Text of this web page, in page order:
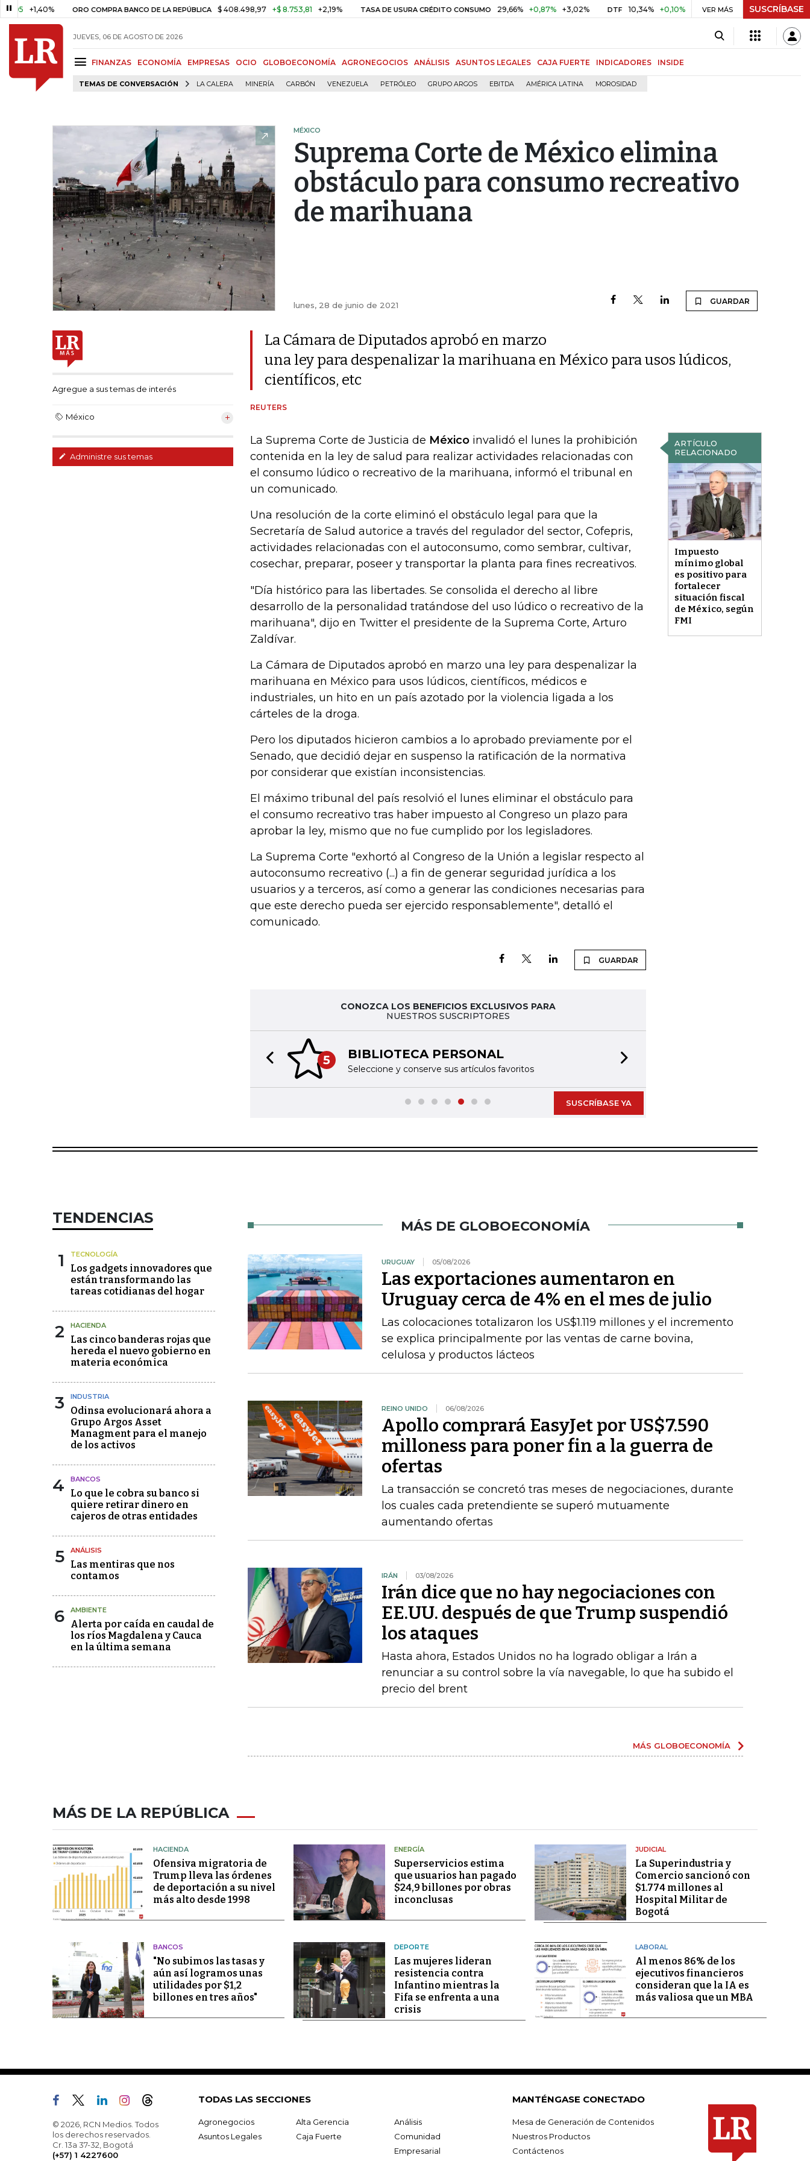
ORO COMPRA BANCO DE LA REPÚBLICA $ 408.498,97 +$ 8.753,81 +2,19% TASA DE USURA CRÉDITO CONSUMO 29,66% +0,87% +3,02% DTF 10,34% +0,10% +0,98% UVR $ 416,91 +$ 0,05
VER MÁS SUSCRÍBASE
JUEVES, 06 DE AGOSTO DE 2026
FINANZAS ECONOMÍA EMPRESAS OCIO GLOBOECONOMÍA AGRONEGOCIOS ANÁLISIS ASUNTOS LEGALES CAJA FUERTE INDICADORES INSIDE
TEMAS DE CONVERSACIÓN LA CALERA MINERÍA CARBÓN VENEZUELA PETRÓLEO GRUPO ARGOS EBITDA AMÉRICA LATINA MOROSIDAD
MÉXICO
Suprema Corte de México elimina
obstáculo para consumo recreativo
de marihuana
lunes, 28 de junio de 2021 GUARDAR
Agregue a sus temas de interés
México
Administre sus temas
La Cámara de Diputados aprobó en marzo
una ley para despenalizar la marihuana en México para usos lúdicos,
científicos, etc
REUTERS
ARTÍCULO
RELACIONADO
Impuesto
mínimo global
es positivo para
fortalecer
situación fiscal
de México, según
FMI
La Suprema Corte de Justicia de México invalidó el lunes la prohibición
contenida en la ley de salud para realizar actividades relacionadas con
el consumo lúdico o recreativo de la marihuana, informó el tribunal en
un comunicado.
Una resolución de la corte eliminó el obstáculo legal para que la
Secretaría de Salud autorice a través del regulador del sector, Cofepris,
actividades relacionadas con el autoconsumo, como sembrar, cultivar,
cosechar, preparar, poseer y transportar la planta para fines recreativos.
"Día histórico para las libertades. Se consolida el derecho al libre
desarrollo de la personalidad tratándose del uso lúdico o recreativo de la
marihuana", dijo en Twitter el presidente de la Suprema Corte, Arturo
Zaldívar.
La Cámara de Diputados aprobó en marzo una ley para despenalizar la
marihuana en México para usos lúdicos, científicos, médicos e
industriales, un hito en un país azotado por la violencia ligada a los
cárteles de la droga.
Pero los diputados hicieron cambios a lo aprobado previamente por el
Senado, que decidió dejar en suspenso la ratificación de la normativa
por considerar que existían inconsistencias.
El máximo tribunal del país resolvió el lunes eliminar el obstáculo para
el consumo recreativo tras haber impuesto al Congreso un plazo para
aprobar la ley, mismo que no fue cumplido por los legisladores.
La Suprema Corte "exhortó al Congreso de la Unión a legislar respecto al
autoconsumo recreativo (...) a fin de generar seguridad jurídica a los
usuarios y a terceros, así como a generar las condiciones necesarias para
que este derecho pueda ser ejercido responsablemente", detalló el
comunicado.
GUARDAR
CONOZCA LOS BENEFICIOS EXCLUSIVOS PARA
NUESTROS SUSCRIPTORES
5 BIBLIOTECA PERSONAL
Seleccione y conserve sus artículos favoritos
Previous slide
SUSCRÍBASE YA
TENDENCIAS
1 TECNOLOGÍA
Los gadgets innovadores que
están transformando las
tareas cotidianas del hogar
2 HACIENDA
Las cinco banderas rojas que
hereda el nuevo gobierno en
materia económica
3 INDUSTRIA
Odinsa evolucionará ahora a
Grupo Argos Asset
Managment para el manejo
de los activos
4 BANCOS
Lo que le cobra su banco si
quiere retirar dinero en
cajeros de otras entidades
5 ANÁLISIS
Las mentiras que nos
contamos
6 AMBIENTE
Alerta por caída en caudal de
los ríos Magdalena y Cauca
en la última semana
MÁS DE GLOBOECONOMÍA
URUGUAY 05/08/2026
Las exportaciones aumentaron en
Uruguay cerca de 4% en el mes de julio
Las colocaciones totalizaron los US$1.119 millones y el incremento
se explica principalmente por las ventas de carne bovina,
celulosa y productos lácteos
REINO UNIDO 06/08/2026
Apollo comprará EasyJet por US$7.590
milloness para poner fin a la guerra de
ofertas
La transacción se concretó tras meses de negociaciones, durante
los cuales cada pretendiente se superó mutuamente
aumentando ofertas
IRÁN 03/08/2026
Irán dice que no hay negociaciones con
EE.UU. después de que Trump suspendió
los ataques
Hasta ahora, Estados Unidos no ha logrado obligar a Irán a
renunciar a su control sobre la vía navegable, lo que ha subido el
precio del brent
MÁS GLOBOECONOMÍA
MÁS DE LA REPÚBLICA
HACIENDA
Ofensiva migratoria de
Trump lleva las órdenes
de deportación a su nivel
más alto desde 1998
ENERGÍA
Superservicios estima
que usuarios han pagado
$24,9 billones por obras
inconclusas
JUDICIAL
La Superindustria y
Comercio sancionó con
$1.774 millones al
Hospital Militar de
Bogotá
BANCOS
"No subimos las tasas y
aún así logramos unas
utilidades por $1,2
billones en tres años"
DEPORTE
Las mujeres lideran
resistencia contra
Infantino mientras la
Fifa se enfrenta a una
crisis
LABORAL
Al menos 86% de los
ejecutivos financieros
consideran que la IA es
más valiosa que un MBA
© 2026, RCN Medios. Todos
los derechos reservados.
Cr. 13a 37-32, Bogotá
(+57) 1 4227600
TODAS LAS SECCIONES
Agronegocios Alta Gerencia
Análisis
Asuntos Legales
Caja Fuerte
Comunidad
Empresarial
MANTÉNGASE CONECTADO
Mesa de Generación de Contenidos
Nuestros Productos
Contáctenos